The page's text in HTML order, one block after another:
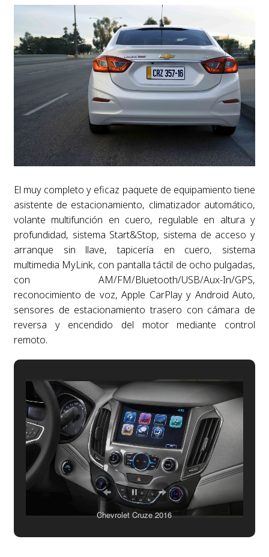
El muy completo y eficaz paquete de equipamiento tiene
asistente de estacionamiento, climatizador automático,
volante multifunción en cuero, regulable en altura y
profundidad, sistema Start&Stop, sistema de acceso y
arranque sin llave, tapicería en cuero, sistema
multimedia MyLink, con pantalla táctil de ocho pulgadas,
con AM/FM/Bluetooth/USB/Aux-In/GPS,
reconocimiento de voz, Apple CarPlay y Android Auto,
sensores de estacionamiento trasero con cámara de
reversa y encendido del motor mediante control
remoto.
Chevrolet Cruze 2016